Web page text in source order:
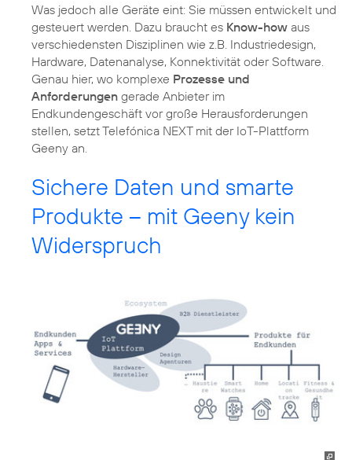
Was jedoch alle Geräte eint: Sie müssen entwickelt und
gesteuert werden. Dazu braucht es Know-how aus
verschiedensten Disziplinen wie z.B. Industriedesign,
Hardware, Datenanalyse, Konnektivität oder Software.
Genau hier, wo komplexe Prozesse und
Anforderungen gerade Anbieter im
Endkundengeschäft vor große Herausforderungen
stellen, setzt Telefónica NEXT mit der IoT-Plattform
Geeny an.
Sichere Daten und smarte
Produkte – mit Geeny kein
Widerspruch